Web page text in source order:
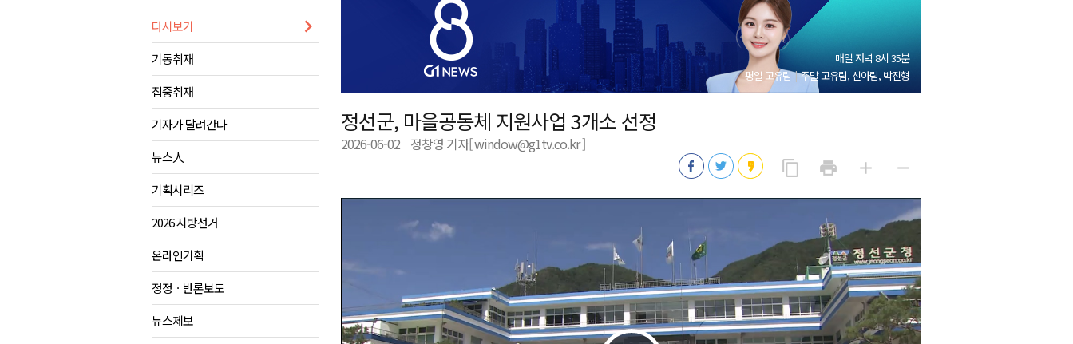
강릉시, '상생동행 100일 릴레이' 경제살리기 추진
2026년 08월 07일(금)
삼척시, 무건리 이끼폭포 생태탐방로 전면 통제
2026년 08월 07일(금)
<강원랜드> 관광객이 인구 3배..싱가포르 복합리조트
2026년 08월 07일(금)
제28회 정동진독립영화제 오늘 개막
양양군, 소상공인 특례보증 2차 지원사업 시행
평창군 재해 예방 도로 시설물 정밀 안전 진단
2026년 08월 07일(금)
동해시, '해군1함대로' 명예도로 4.1km 지정
2026년 08월 07일(금)
다시보기
기동취재
집중취재
기자가 달려간다
뉴스人
기획시리즈
2026 지방선거
온라인기획
정정ㆍ반론보도
뉴스제보
매일 저녁 8시 35분
평일 고유림
주말 고유림, 신아림, 박진형
정선군, 마을공동체 지원사업 3개소 선정
2026-06-02 정창영 기자[ window@g1tv.co.kr ]
content_copy
사
print add
게
remove
게